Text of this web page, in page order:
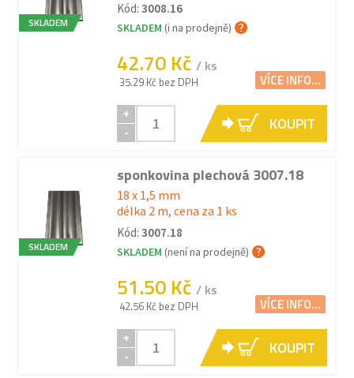
SKLADEM
Kód: 3008.16
SKLADEM (i na prodejně)
42.70 Kč / ks
35.29 Kč bez DPH VÍCE INFO...
+
-
KOUPIT
SKLADEM
sponkovina plechová 3007.18
18 x 1,5 mm
délka 2 m, cena za 1 ks
Kód: 3007.18
SKLADEM (není na prodejně)
51.50 Kč / ks
42.56 Kč bez DPH VÍCE INFO...
+
-
KOUPIT